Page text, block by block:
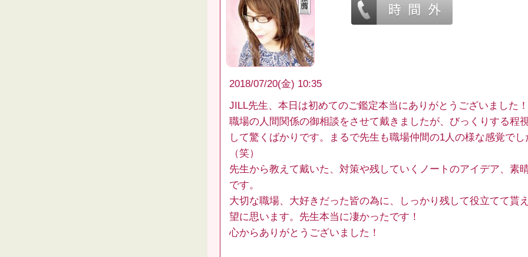
2018/07/20(金) 10:35
JILL先生、本日は初めてのご鑑定本当にありがとうございました！
職場の人間関係の御相談をさせて戴きましたが、びっくりする程
して驚くばかりです。まるで先生も職場仲間の1人の様な感覚でし
（笑）
先生から教えて戴いた、対策や残していくノートのアイデア、素
です。
大切な職場、大好きだった皆の為に、しっかり残して役立てて貰
望に思います。先生本当に凄かったです！
心からありがとうございました！